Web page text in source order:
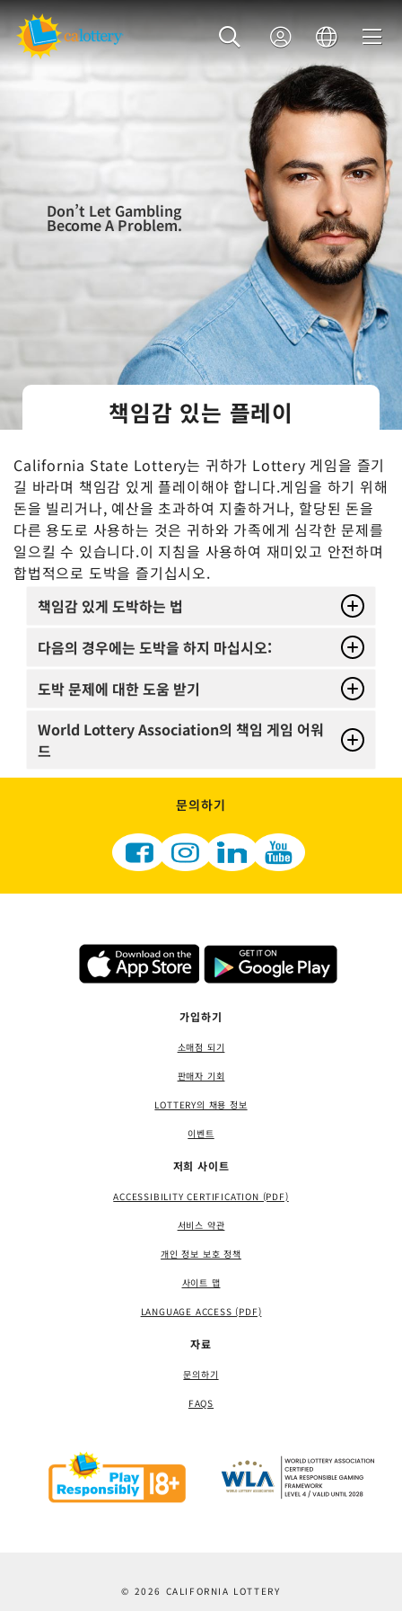
Don’t Let Gambling
Become A Problem.
책임감 있는 플레이
California State Lottery는 귀하가 Lottery 게임을 즐기
길 바라며 책임감 있게 플레이해야 합니다.게임을 하기 위해
돈을 빌리거나, 예산을 초과하여 지출하거나, 할당된 돈을
다른 용도로 사용하는 것은 귀하와 가족에게 심각한 문제를
일으킬 수 있습니다.이 지침을 사용하여 재미있고 안전하며
합법적으로 도박을 즐기십시오.
책임감 있게 도박하는 법
다음의 경우에는 도박을 하지 마십시오:
도박 문제에 대한 도움 받기
World Lottery Association의 책임 게임 어워
드
문의하기
가입하기
소매점 되기
판매자 기회
LOTTERY의 채용 정보
이벤트
저희 사이트
ACCESSIBILITY CERTIFICATION (PDF)
서비스 약관
개인 정보 보호 정책
사이트 맵
LANGUAGE ACCESS (PDF)
자료
문의하기
FAQS
© 2026 CALIFORNIA LOTTERY